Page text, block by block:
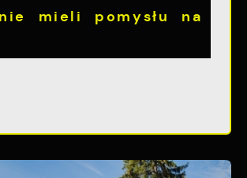
mieli pomysłu na
w charakterze
prezentujących nasze treści w
ofert, komunikatów